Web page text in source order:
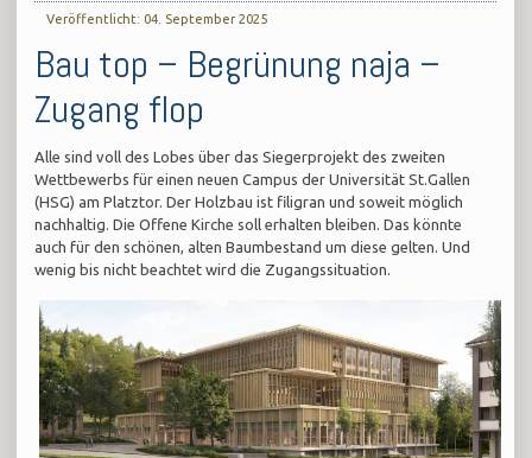
Veröffentlicht: 04. September 2025
Bau top – Begrünung naja –
Zugang flop
Alle sind voll des Lobes über das Siegerprojekt des zweiten
Wettbewerbs für einen neuen Campus der Universität St.Gallen
(HSG) am Platztor. Der Holzbau ist filigran und soweit möglich
nachhaltig. Die Offene Kirche soll erhalten bleiben. Das könnte
auch für den schönen, alten Baumbestand um diese gelten. Und
wenig bis nicht beachtet wird die Zugangssituation.